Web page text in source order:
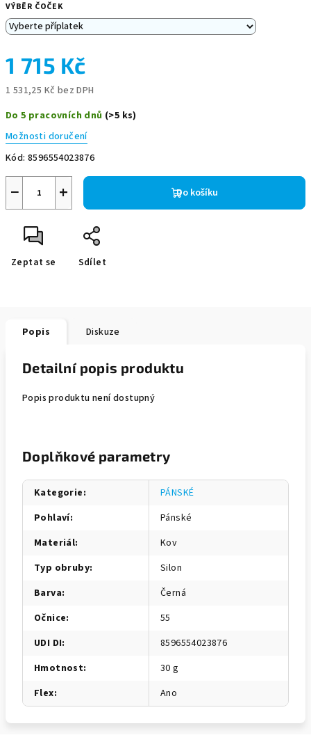
VÝBĚR ČOČEK
1 715 Kč
1 531,25 Kč bez DPH
cena:
Do 5 pracovních dnů (>5 ks)
Možnosti doručení
Kód: 8596554023876
+
− Do košíku
Zeptat se Sdílet
Popis Diskuze
Detailní popis produktu
Popis produktu není dostupný
Doplňkové parametry
Kategorie:
PÁNSKÉ
Pohlaví:
Pánské
Materiál:
Kov
Typ obruby:
Silon
Barva:
Černá
Očnice:
55
UDI DI:
8596554023876
Hmotnost:
30 g
Flex: Ano